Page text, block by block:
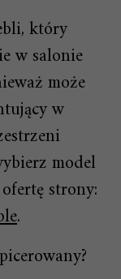
który
w salonie
może
w
model
strony:
.